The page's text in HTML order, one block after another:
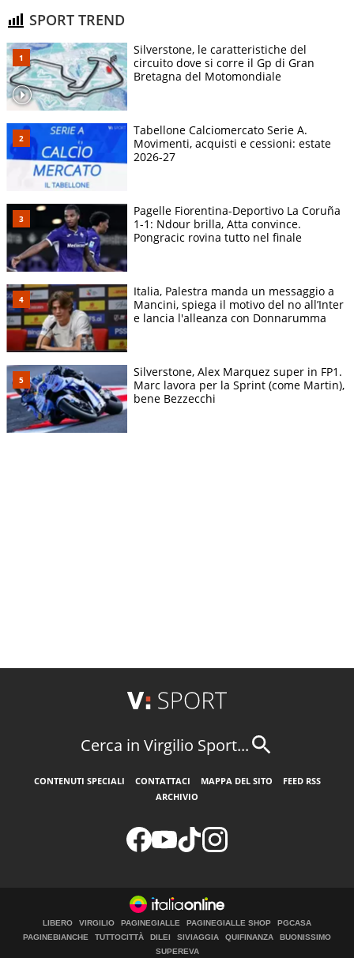
SPORT TREND
Silverstone, le caratteristiche del
circuito dove si corre il Gp di Gran
Bretagna del Motomondiale
Tabellone Calciomercato Serie A.
Movimenti, acquisti e cessioni: estate
2026-27
Pagelle Fiorentina-Deportivo La Coruña
1-1: Ndour brilla, Atta convince.
Pongracic rovina tutto nel finale
Italia, Palestra manda un messaggio a
Mancini, spiega il motivo del no all’Inter
e lancia l'alleanza con Donnarumma
Silverstone, Alex Marquez super in FP1.
Marc lavora per la Sprint (come Martin),
bene Bezzecchi
Cerca in Virgilio Sport...
CONTENUTI SPECIALI CONTATTACI MAPPA DEL SITO
FEED RSS
ARCHIVIO
LIBERO VIRGILIO PAGINEGIALLE PAGINEGIALLE SHOP
PGCASA
PAGINEBIANCHE
TUTTOCITTÀ DILEI SIVIAGGIA QUIFINANZA
BUONISSIMO
SUPEREVA